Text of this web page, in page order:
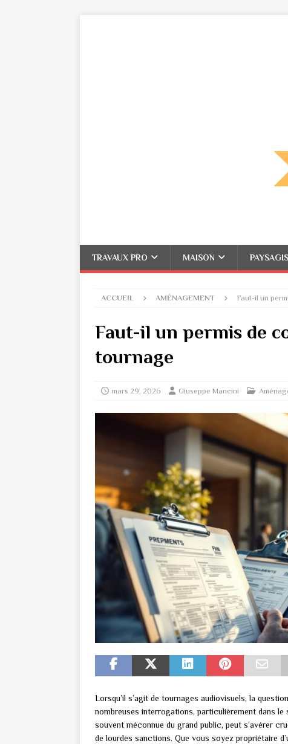
TRAVAUX PRO MAISON
ACCUEIL AMÉNAGEMENT Faut-il un
Faut-il un permis de
tournage
mars 29, 2026 Giuseppe Mancini
Lorsqu’il s’agit de tournages audiovisuels, la
nombreuses interrogations, particulièrement dans
souvent méconnue du grand public, peut s’avérer
de lourdes sanctions. Que vous soyez propriétaire